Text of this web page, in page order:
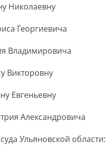
Николаевну
Георгиевича
Владимировича
Викторовну
Евгеньевну
Александровича
Ульяновской области: